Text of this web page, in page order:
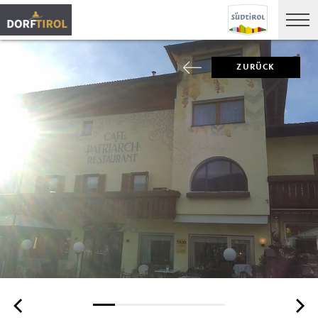
ZURÜCK